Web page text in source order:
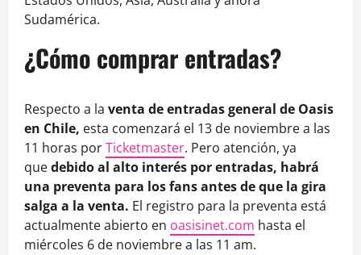
Sudamérica.
¿Cómo comprar entradas?
Respecto a la venta de entradas general de Oasis
en Chile, esta comenzará el 13 de noviembre a las
11 horas porTicketmaster. Pero atención, ya
quedebido al alto interés por entradas, habrá
una preventa para los fans antes de que la gira
salga a la venta. El registro para la preventa está
actualmente abierto en oasisinet.com hasta el
miércoles 6 de noviembre a las 11 am.